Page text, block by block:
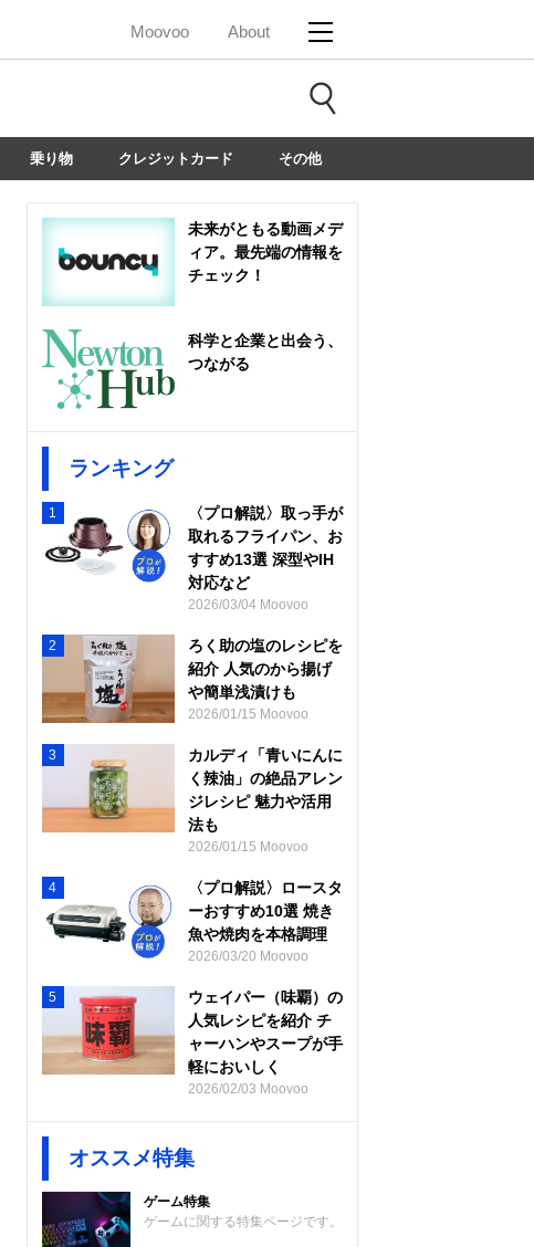
Moovoo About
乗り物 クレジットカード その他
未来がともる動画メデ
ィア。最先端の情報を
チェック！
科学と企業と出会う、
つながる
ランキング
1
〈プロ解説〉取っ手が
取れるフライパン、お
すすめ13選 深型やIH
対応など
2026/03/04 Moovoo
2
ろく助の塩のレシピを
紹介 人気のから揚げ
や簡単浅漬けも
2026/01/15 Moovoo
3
カルディ「青いにんに
く辣油」の絶品アレン
ジレシピ 魅力や活用
法も
2026/01/15 Moovoo
4
〈プロ解説〉ロースタ
ーおすすめ10選 焼き
魚や焼肉を本格調理
2026/03/20 Moovoo
5
ウェイパー（味覇）の
人気レシピを紹介 チ
ャーハンやスープが手
軽においしく
2026/02/03 Moovoo
オススメ特集
ゲーム特集
ゲームに関する特集ページです。